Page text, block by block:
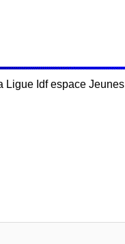
Ligue Idfespace Jeunes